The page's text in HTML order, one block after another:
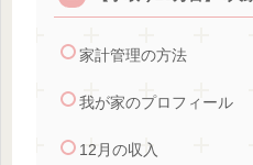
家計管理の方法
我が家のプロフィール
12月の収入